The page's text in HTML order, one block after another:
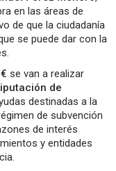
en las áreas de
de que la ciudadanía
se puede dar con la
se van a realizar
de
destinadas a la
de subvención
de interés
y entidades